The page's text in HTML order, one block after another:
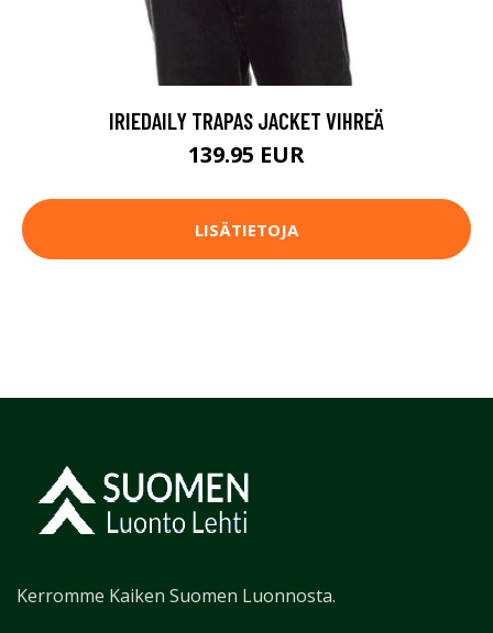
IRIEDAILY TRAPAS JACKET VIHREÄ
139.95 EUR
LISÄTIETOJA
Kerromme Kaiken Suomen Luonnosta.